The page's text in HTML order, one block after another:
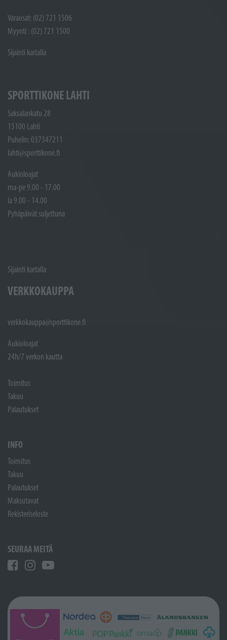
Varaosat: (02) 721 1506
Myynti : (02) 721 1500
Sijainti kartalla
SPORTTIKONE LAHTI
Saksalankatu 28
15100 Lahti
Puhelin: 037347211
lahti@sporttikone.fi
Aukioloajat
ma-pe 9.00 - 17.00
la 9.00 - 14.00
Pyhäpäivät suljettuna
Sijainti kartalla
VERKKOKAUPPA
verkkokauppa@sporttikone.fi
Aukioloajat
24h/7 verkon kautta
Toimitus
Takuu
Palautukset
INFO
Toimitus
Takuu
Palautukset
Maksutavat
Rekisteriseloste
SEURAA MEITÄ